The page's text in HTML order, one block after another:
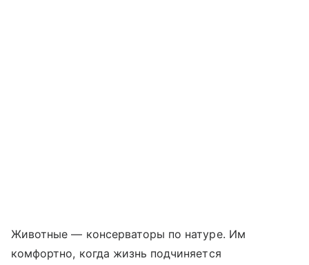
Животные — консерваторы по натуре. Им
комфортно, когда жизнь подчиняется